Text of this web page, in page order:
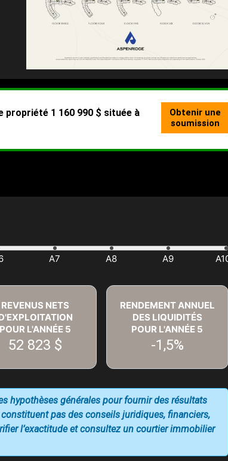
REVENUS NETS
POUR L'ANNÉE 5
52 823 $
RENDEMENT ANNUEL
DES LIQUIDITÉS
POUR L'ANNÉE 5
-1,5%
hypothèses générales pour fournir des résultats
pas des conseils juridiques, financiers,
l’exactitude et consultez un courtier immobilier